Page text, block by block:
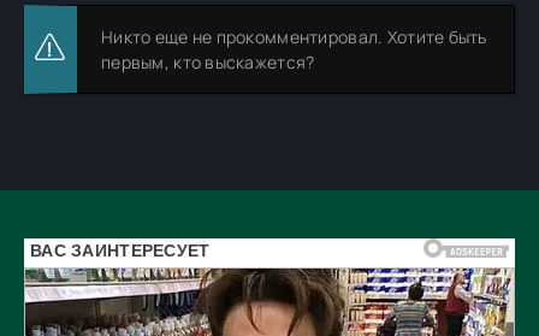
Никто еще не прокомментировал. Хотите быть
первым, кто выскажется?